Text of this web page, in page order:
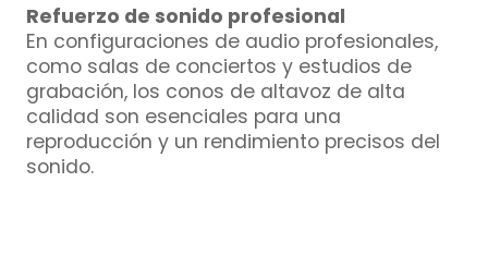
Refuerzo de sonido profesional
En configuraciones de audio profesionales,
como salas de conciertos y estudios de
grabación, los conos de altavoz de alta
calidad son esenciales para una
reproducción y un rendimiento precisos del
sonido.